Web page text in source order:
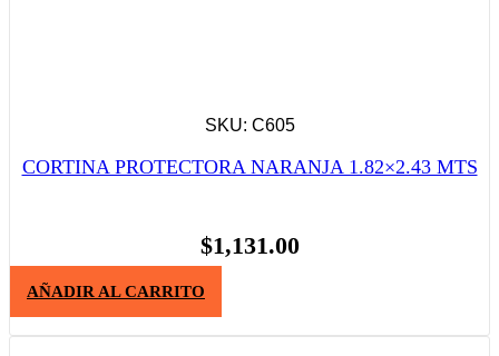
SKU: C605
CORTINA PROTECTORA NARANJA 1.82×2.43 MTS
$1,131.00
AÑADIR AL CARRITO